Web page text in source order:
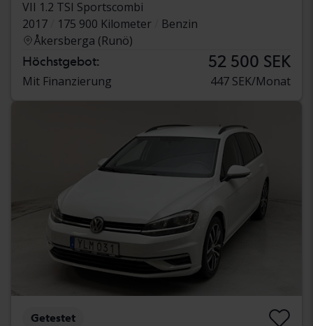
VII 1.2 TSI Sportscombi
2017
175 900 Kilometer
Benzin
Åkersberga (Runö)
Höchstgebot: 52 500 SEK
Mit Finanzierung 447 SEK/Monat
Getestet